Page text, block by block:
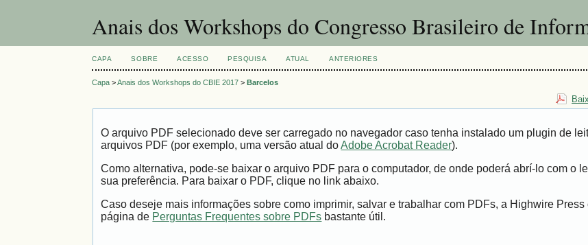
Anais dos Workshops do Congresso Brasileiro de
CAPA SOBRE ACESSO PESQUISA ATUAL ANTERIORES
Capa >Anais dos Workshops do CBIE 2017 >Barcelos
O arquivo PDF selecionado deve ser carregado no navegador caso tenha instalado um plugin de
arquivos PDF (por exemplo, uma versão atual doAdobe Acrobat Reader).
Como alternativa, pode-se baixar o arquivo PDF para o computador, de onde poderá abrí-lo com o
sua preferência. Para baixar o PDF, clique no link abaixo.
Caso deseje mais informações sobre como imprimir, salvar e trabalhar com PDFs, a Highwire Press
página de Perguntas Frequentes sobre PDFs bastante útil.